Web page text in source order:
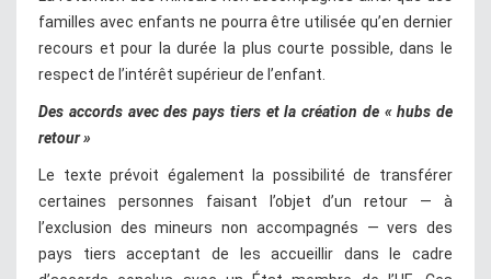
familles avec enfants ne pourra être utilisée qu’en dernier
recours et pour la durée la plus courte possible, dans le
respect de l’intérêt supérieur de l’enfant.
Des accords avec des pays tiers et la création de « hubs de
retour »
Le texte prévoit également la possibilité de transférer
certaines personnes faisant l’objet d’un retour — à
l’exclusion des mineurs non accompagnés — vers des
pays tiers acceptant de les accueillir dans le cadre